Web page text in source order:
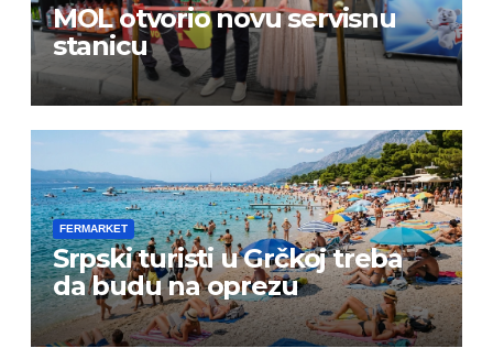
MOL otvorio novu servisnu
stanicu
FERMARKET
Srpski turisti u Grčkoj treba
da budu na oprezu